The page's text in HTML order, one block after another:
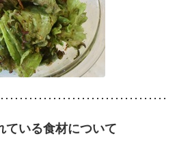
ている食材について